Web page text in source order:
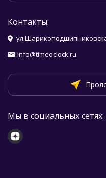
Контакты:
info@timeoclock.ru
Мы в социальных сетях: